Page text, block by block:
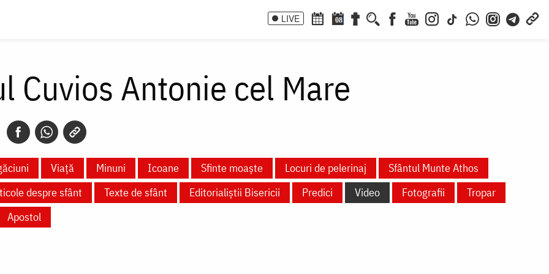
LIVE 08
Cuvios Antonie cel Mare
Viață Minuni Icoane Sfinte moaște Locuri de pelerinaj
Sfântul Munte Athos
despre sfânt Texte de sfânt Editorialiștii Bisericii Predici Video Fotografii
Tropar
Apostol